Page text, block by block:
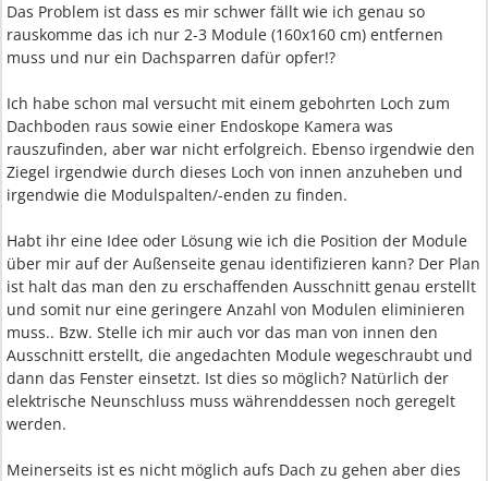
Das Problem ist dass es mir schwer fällt wie ich genau so
rauskomme das ich nur 2-3 Module (160x160 cm) entfernen
muss und nur ein Dachsparren dafür opfer!?
Ich habe schon mal versucht mit einem gebohrten Loch zum
Dachboden raus sowie einer Endoskope Kamera was
rauszufinden, aber war nicht erfolgreich. Ebenso irgendwie den
Ziegel irgendwie durch dieses Loch von innen anzuheben und
irgendwie die Modulspalten/-enden zu finden.
Habt ihr eine Idee oder Lösung wie ich die Position der Module
über mir auf der Außenseite genau identifizieren kann? Der Plan
ist halt das man den zu erschaffenden Ausschnitt genau erstellt
und somit nur eine geringere Anzahl von Modulen eliminieren
muss.. Bzw. Stelle ich mir auch vor das man von innen den
Ausschnitt erstellt, die angedachten Module wegeschraubt und
dann das Fenster einsetzt. Ist dies so möglich? Natürlich der
elektrische Neunschluss muss währenddessen noch geregelt
werden.
Meinerseits ist es nicht möglich aufs Dach zu gehen aber dies